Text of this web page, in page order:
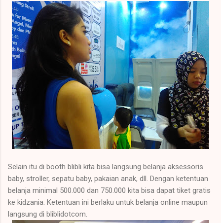
Selain itu di booth blibli kita bisa langsung belanja aksessoris
baby, stroller, sepatu baby, pakaian anak, dll. Dengan ketentuan
belanja minimal 500.000 dan 750.000 kita bisa dapat tiket gratis
ke kidzania. Ketentuan ini berlaku untuk belanja online maupun
langsung di bliblidotcom.